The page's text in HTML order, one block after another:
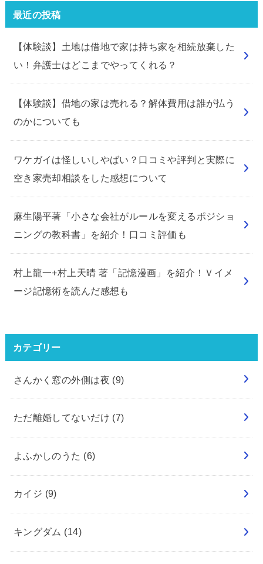
最近の投稿
【体験談】土地は借地で家は持ち家を相続放棄した
い！弁護士はどこまでやってくれる？
【体験談】借地の家は売れる？解体費用は誰が払う
のかについても
ワケガイは怪しいしやばい？口コミや評判と実際に
空き家売却相談をした感想について
麻生陽平著「小さな会社がルールを変えるポジショ
ニングの教科書」を紹介！口コミ評価も
村上龍一+村上天晴 著「記憶漫画」を紹介！Ｖイメ
ージ記憶術を読んだ感想も
カテゴリー
さんかく窓の外側は夜 (9)
ただ離婚してないだけ (7)
よふかしのうた (6)
カイジ (9)
キングダム (14)